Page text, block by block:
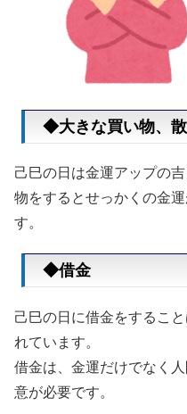
◆大きな買い物、
己巳の日は金運アップの
物をするとせっかくの金
す。
◆借金
己巳の日に借金をするこ
れています。
借金は、金運だけでなく
意が必要です。